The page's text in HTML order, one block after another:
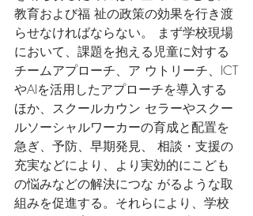
教育および福 祉の政策の効果を行き渡
らせなければならない。 まず学校現場
において、課題を抱える児童に対する
チームアプローチ、ア ウトリーチ、ICT
やAIを活用したアプローチを導入する
ほか、スクールカウン セラーやスクー
ルソーシャルワーカーの育成と配置を
急ぎ、予防、早期発見、 相談・支援の
充実などにより、より実効的にこども
の悩みなどの解決につな がるような取
組みを促進する。それらにより、学校